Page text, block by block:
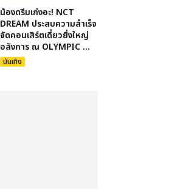
น้องดรีมเก่งอะ! NCT
DREAM ประสบความสำเร็จ
จัดคอนเสิร์ตเดี่ยวยิ่งใหญ่
อลังการ ณ OLYMPIC ...
บันเทิง